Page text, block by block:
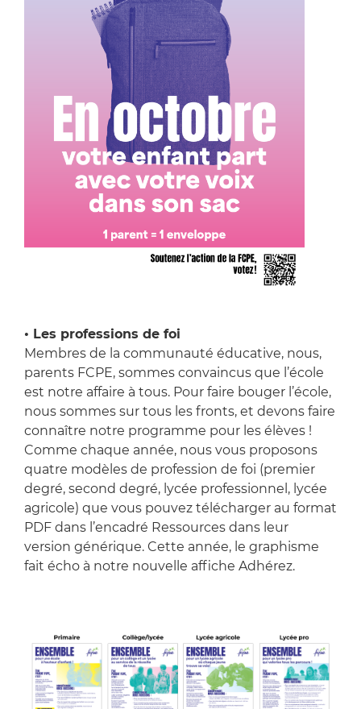
• Les professions de foi
Membres de la communauté éducative, nous,
parents FCPE, sommes convaincus que l’école
est notre affaire à tous. Pour faire bouger l’école,
nous sommes sur tous les fronts, et devons faire
connaître notre programme pour les élèves !
Comme chaque année, nous vous proposons
quatre modèles de profession de foi (premier
degré, second degré, lycée professionnel, lycée
agricole) que vous pouvez télécharger au format
PDF dans l’encadré Ressources dans leur
version générique. Cette année, le graphisme
fait écho à notre nouvelle affiche Adhérez.